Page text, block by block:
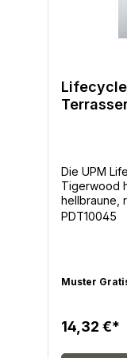
Die UPM
Tigerwood
hellbraune,
z.B. Cumaru
Oberfläche
Grey -
PDT10045
Muster
14,32 €*